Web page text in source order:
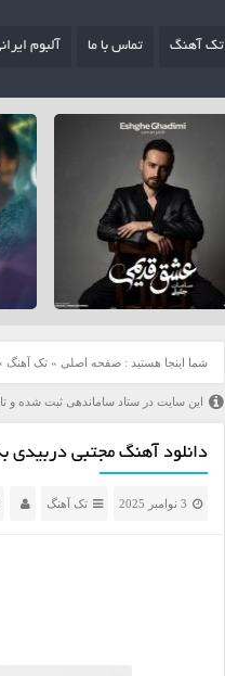
تک آهنگ تماس با ما آلبوم
شما اینجا هستید : صفحه اصلی » تک آهنگ
این سایت در ستاد ساماندهی ثبت شده و
دانلود آهنگ مجتبی دربیدی
3 نوامبر 2025 تک آهنگ